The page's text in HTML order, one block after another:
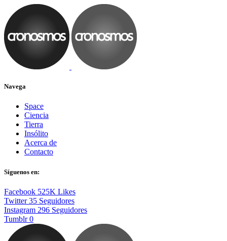
Navega
Space
Ciencia
Tierra
Insólito
Acerca de
Contacto
Síguenos en:
Facebook 525K Likes
Twitter 35 Seguidores
Instagram 296 Seguidores
Tumblr 0